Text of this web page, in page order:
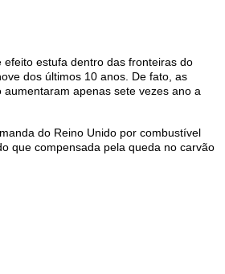
efeito estufa dentro das fronteiras do
dos últimos 10 anos. De fato, as
aumentaram apenas sete vezes ano a
do Reino Unido por combustível
que compensada pela queda no carvão